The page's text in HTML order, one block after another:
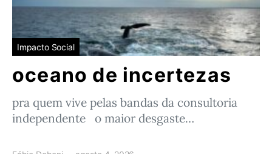
Impacto Social
oceano de incertezas
pra quem vive pelas bandas da consultoria
independente o maior desgaste…